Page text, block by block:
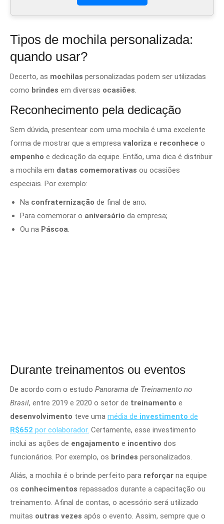
Tipos de mochila personalizada:
quando usar?
Decerto, as mochilas personalizadas podem ser utilizadas
como brindes em diversas ocasiões.
Reconhecimento pela dedicação
Sem dúvida, presentear com uma mochila é uma excelente
forma de mostrar que a empresa valoriza e reconhece o
empenho e dedicação da equipe. Então, uma dica é distribuir
a mochila em datas comemorativas ou ocasiões
especiais. Por exemplo:
Na confraternização de final de ano;
Para comemorar o aniversário da empresa;
Ou na Páscoa.
Durante treinamentos ou eventos
De acordo com o estudo Panorama de Treinamento no
Brasil, entre 2019 e 2020 o setor de treinamento e
desenvolvimento teve uma média de investimento de
R$652 por colaborador. Certamente, esse investimento
inclui as ações de engajamento e incentivo dos
funcionários. Por exemplo, os brindes personalizados.
Aliás, a mochila é o brinde perfeito para reforçar na equipe
os conhecimentos repassados durante a capacitação ou
treinamento. Afinal de contas, o acessório será utilizado
muitas outras vezes após o evento. Assim, sempre que o